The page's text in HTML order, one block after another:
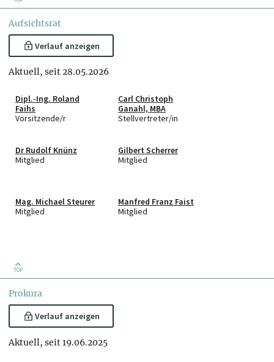
Aufsichtsrat
Verlauf anzeigen
Aktuell, seit 28.05.2026
Dipl.-Ing. Roland
Faihs
Vorsitzende/r
Carl Christoph
Ganahl, MBA
Stellvertreter/in
Dr Rudolf Knünz
Mitglied
Gilbert Scherrer
Mitglied
Mag. Michael Steurer
Mitglied
Manfred Franz Faist
Mitglied
TOP
Prokura
Verlauf anzeigen
Aktuell, seit 19.06.2025